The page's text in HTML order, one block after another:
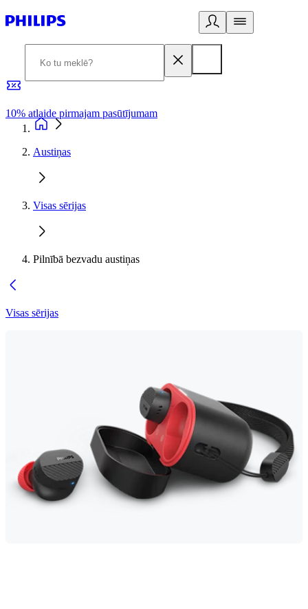
10% atlaide pirmajam pasūtījumam
Austiņas
Visas sērijas
Pilnībā bezvadu austiņas
Visas sērijas